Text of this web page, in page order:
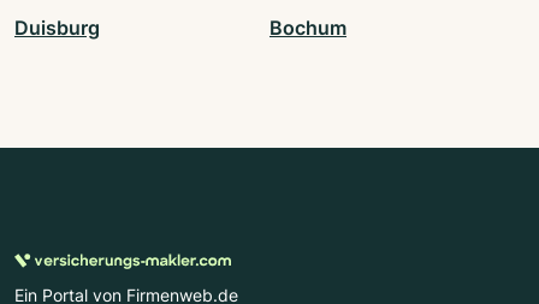
Duisburg Bochum
Ein Portal von Firmenweb.de